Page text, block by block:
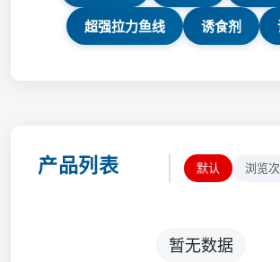
超强拉力鱼线 诱食剂
产品列表 默认 浏览
暂无数据